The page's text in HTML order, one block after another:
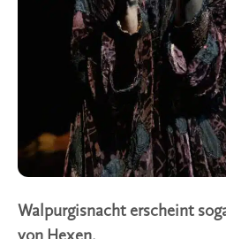
Walpurgisnacht erscheint